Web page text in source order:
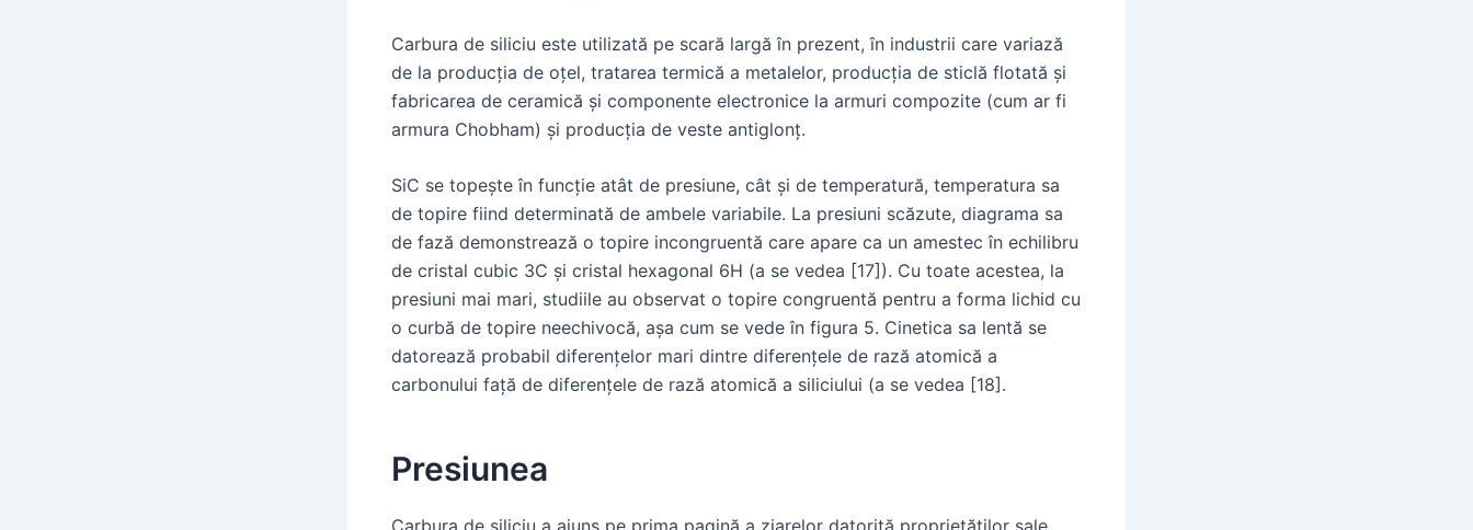
Carbura de siliciu este utilizată pe scară largă în prezent, în industrii care variază
de la producția de oțel, tratarea termică a metalelor, producția de sticlă flotată și
fabricarea de ceramică și componente electronice la armuri compozite (cum ar fi
armura Chobham) și producția de veste antiglonț.
SiC se topește în funcție atât de presiune, cât și de temperatură, temperatura sa
de topire fiind determinată de ambele variabile. La presiuni scăzute, diagrama sa
de fază demonstrează o topire incongruentă care apare ca un amestec în echilibru
de cristal cubic 3C și cristal hexagonal 6H (a se vedea [17]). Cu toate acestea, la
presiuni mai mari, studiile au observat o topire congruentă pentru a forma lichid cu
o curbă de topire neechivocă, așa cum se vede în figura 5. Cinetica sa lentă se
datorează probabil diferențelor mari dintre diferențele de rază atomică a
carbonului față de diferențele de rază atomică a siliciului (a se vedea [18].
Presiunea